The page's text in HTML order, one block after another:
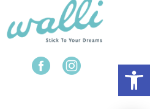
פתח סרגל נגישות